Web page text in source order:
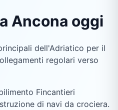
Ancona oggi
dell'Adriatico per il
regolari verso
Fincantieri
di navi da crociera.